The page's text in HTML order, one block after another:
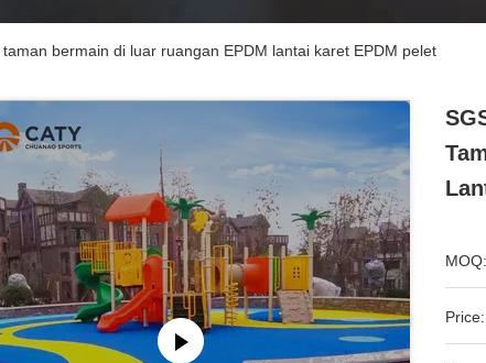
bermain di luar ruangan EPDM lantai karet EPDM pelet
MOQ:
Price: